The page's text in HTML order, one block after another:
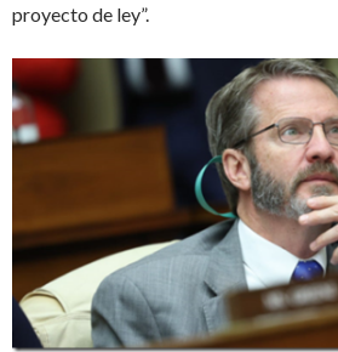
proyecto de ley”.